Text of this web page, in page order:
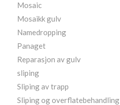
Mosaic
Mosaikk gulv
Namedropping
Panaget
Reparasjon av gulv
sliping
Sliping av trapp
Sliping og overflatebehandling